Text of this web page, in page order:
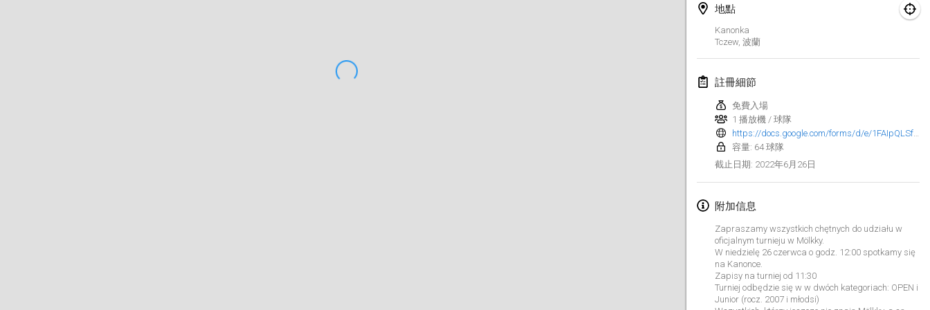
地點
Kanonka
Tczew, 波蘭
註冊細節
免費入場
1 播放機 / 球隊
容量: 64 球隊
截止日期: 2022年6月26日
附加信息
Zapraszamy wszystkich chętnych do udziału w
oficjalnym turnieju w Mölkky.
W niedzielę 26 czerwca o godz. 12:00 spotkamy się
na Kanonce.
Zapisy na turniej od 11:30
Turniej odbędzie się w w dwóch kategoriach: OPEN i
Junior (rocz. 2007 i młodsi)
2022年2月
2022年2月4日
取消
TangoMölkky
2022年2月5日|芬蘭
Kohti Kisoja
2022年2月12日|芬蘭
2022年2月13日|日本
West Indiv Cup
2022年2月19日|法國